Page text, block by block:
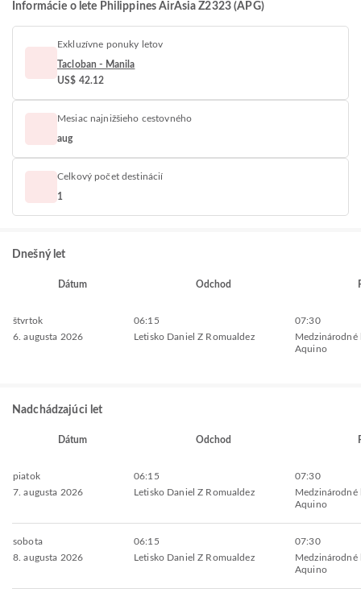
Informácie o lete Philippines AirAsia Z2323 (APG)
Exkluzívne ponuky letov
Tacloban - Manila
US$ 42.12
Mesiac najnižšieho cestovného
aug
Celkový počet destinácií
1
Dnešný let
Dátum Odchod
štvrtok
6. augusta 2026
06:15
Letisko Daniel Z Romualdez
07:30
Medzinárodné
Aquino
Nadchádzajúci let
Dátum Odchod
piatok
7. augusta 2026
06:15
Letisko Daniel Z Romualdez
07:30
Medzinárodné
Aquino
sobota
8. augusta 2026
06:15
Letisko Daniel Z Romualdez
07:30
Medzinárodné
Aquino